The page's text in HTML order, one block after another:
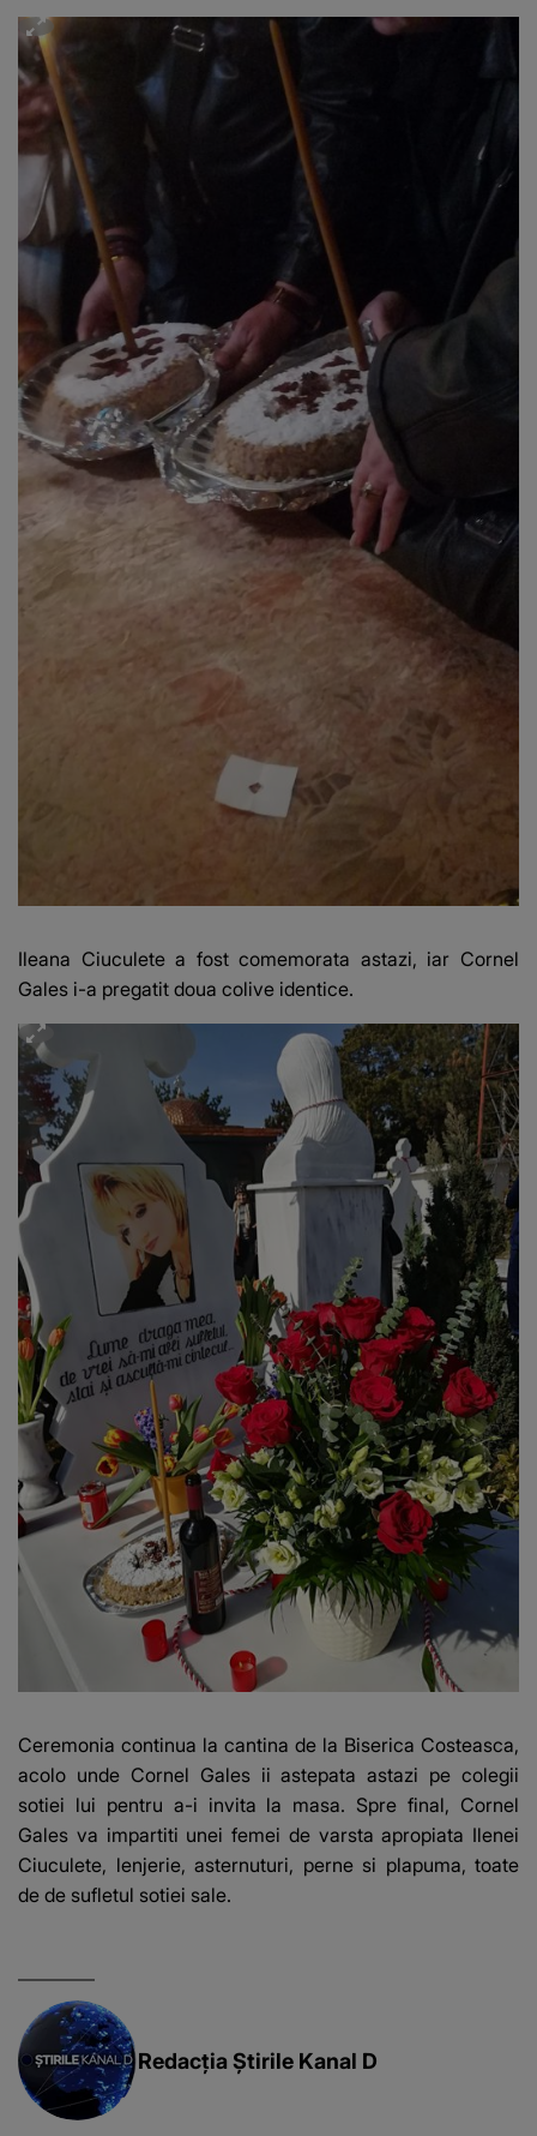
Ileana Ciuculete a fost comemorata astazi, iar Cornel
Gales i-a pregatit doua colive identice.
Ceremonia continua la cantina de la Biserica Costeasca,
acolo unde Cornel Gales ii astepata astazi pe colegii
sotiei lui pentru a-i invita la masa. Spre final, Cornel
Gales va impartiti unei femei de varsta apropiata Ilenei
Ciuculete, lenjerie, asternuturi, perne si plapuma, toate
de de sufletul sotiei sale.
Redacția Știrile Kanal D